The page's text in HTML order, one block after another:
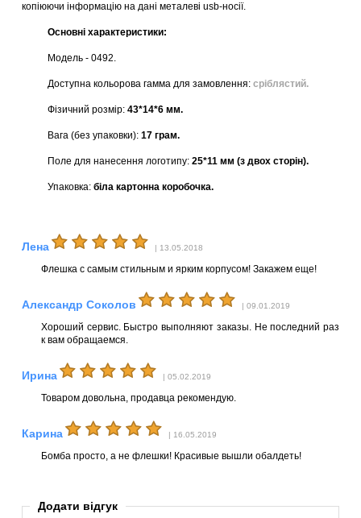
копіюючи інформацію на дані металеві usb-носії.
Основні характеристики:
Модель - 0492.
Доступна кольорова гамма для замовлення: сріблястий.
Фізичний розмір: 43*14*6 мм.
Вага (без упаковки): 17 грам.
Поле для нанесення логотипу: 25*11 мм (з двох сторін).
Упаковка: біла картонна коробочка.
Лена | 13.05.2018
Флешка с самым стильным и ярким корпусом! Закажем еще!
Александр Соколов | 09.01.2019
Хороший сервис. Быстро выполняют заказы. Не последний раз
к вам обращаемся.
Ирина | 05.02.2019
Товаром довольна, продавца рекомендую.
Карина | 16.05.2019
Бомба просто, а не флешки! Красивые вышли обалдеть!
Додати відгук